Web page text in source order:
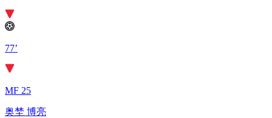
77’
MF 25
奥埜 博亮